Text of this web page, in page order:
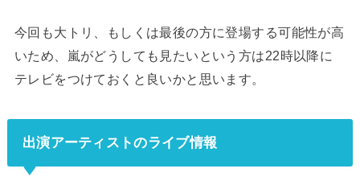
今回も大トリ、もしくは最後の方に登場する可能性が高
いため、嵐がどうしても見たいという方は22時以降に
テレビをつけておくと良いかと思います。
出演アーティストのライブ情報